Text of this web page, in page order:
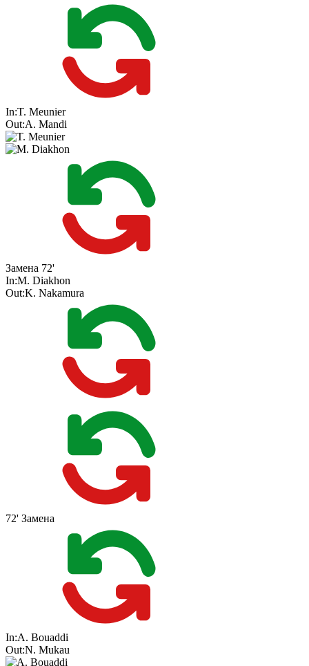
In:T. Meunier
Out:A. Mandi
Замена 72'
In:M. Diakhon
Out:K. Nakamura
72' Замена
In:A. Bouaddi
Out:N. Mukau